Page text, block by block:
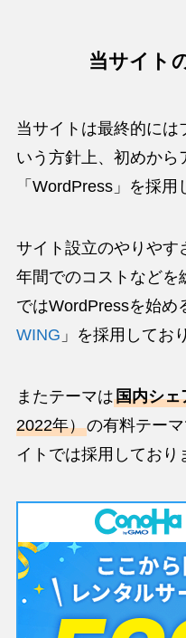
当サイト
当サイトは最終的には
いう方針上、初めから
「WordPress」を採用
サイト設立のやりやす
年間でのコストなどを
ではWordPressを始め
WING 」を採用してお
またテーマは国内シェ
2022年）の有料テー
イトでは採用しており